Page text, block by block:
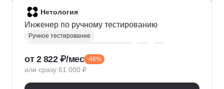
Нетология
Инженер по ручному тестированию
Ручное тестирование
Linux
Тестирование
Баг-трекинг
Тестирование мобильных приложений
Тестирование API
Тестирование UI
GitHub
от 2 822 ₽/мес -46%
или сразу 61 000 ₽